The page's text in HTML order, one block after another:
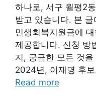
하나로, 서구 월평2
받고 있습니다. 본
민생회복지원금에
제공합니다. 신청 방
지, 궁금한 모든 것
2024년, 이재명 후
Read more